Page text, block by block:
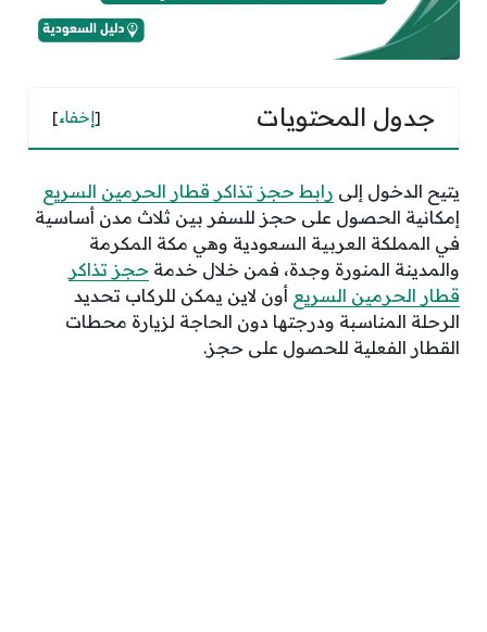
جدول المحتويات [إخفاء]
يتيح الدخول إلى رابط حجز تذاكر قطار الحرمين السريع
إمكانية الحصول على حجز للسفر بين ثلاث مدن أساسية
في المملكة العربية السعودية وهي مكة المكرمة
والمدينة المنورة وجدة، فمن خلال خدمة حجز تذاكر
قطار الحرمين السريع أون لاين يمكن للركاب تحديد
الرحلة المناسبة ودرجتها دون الحاجة لزيارة محطات
القطار الفعلية للحصول على حجز.